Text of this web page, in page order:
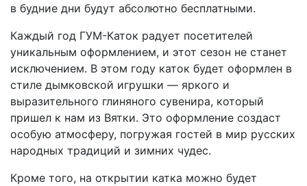
в будние дни будут абсолютно бесплатными.
Каждый год ГУМ-Каток радует посетителей
уникальным оформлением, и этот сезон не станет
исключением. В этом году каток будет оформлен в
стиле дымковской игрушки — яркого и
выразительного глиняного сувенира, который
пришел к нам из Вятки. Это оформление создаст
особую атмосферу, погружая гостей в мир русских
народных традиций и зимних чудес.
Кроме того, на открытии катка можно будет